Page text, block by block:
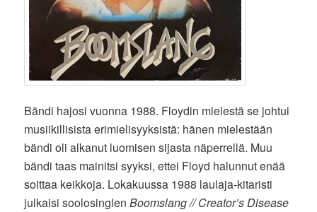
Bändi hajosi vuonna 1988. Floydin mielestä se johtui
musiikillisista erimielisyyksistä: hänen mielestään
bändi oli alkanut luomisen sijasta näperrellä. Muu
bändi taas mainitsi syyksi, ettei Floyd halunnut enää
soittaa keikkoja. Lokakuussa 1988 laulaja-kitaristi
julkaisi soolosinglenBoomslang // Creator’s Disease